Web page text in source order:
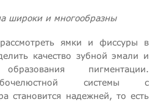
широки и многообразны
ямки и фиссуры в
качество зубной эмали и
пигментации.
системы с
становится надежней, то есть